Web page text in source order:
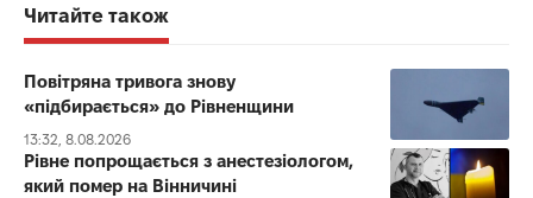
Читайте також
Повітряна тривога знову
«підбирається» до Рівненщини
13:32, 8.08.2026
Рівне попрощається з анестезіологом,
який помер на Вінничині